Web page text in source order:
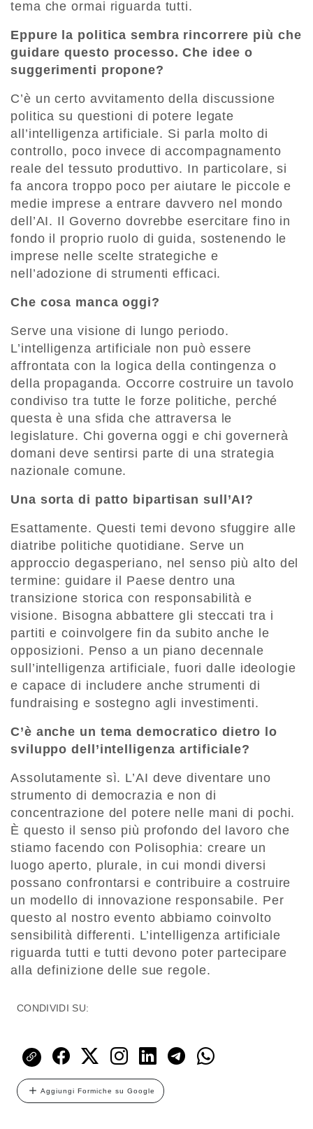
tema che ormai riguarda tutti.
Eppure la politica sembra rincorrere più che
guidare questo processo. Che idee o
suggerimenti propone?
C’è un certo avvitamento della discussione
politica su questioni di potere legate
all’intelligenza artificiale. Si parla molto di
controllo, poco invece di accompagnamento
reale del tessuto produttivo. In particolare, si
fa ancora troppo poco per aiutare le piccole e
medie imprese a entrare davvero nel mondo
dell’AI. Il Governo dovrebbe esercitare fino in
fondo il proprio ruolo di guida, sostenendo le
imprese nelle scelte strategiche e
nell’adozione di strumenti efficaci.
Che cosa manca oggi?
Serve una visione di lungo periodo.
L’intelligenza artificiale non può essere
affrontata con la logica della contingenza o
della propaganda. Occorre costruire un tavolo
condiviso tra tutte le forze politiche, perché
questa è una sfida che attraversa le
legislature. Chi governa oggi e chi governerà
domani deve sentirsi parte di una strategia
nazionale comune.
Una sorta di patto bipartisan sull’AI?
Esattamente. Questi temi devono sfuggire alle
diatribe politiche quotidiane. Serve un
approccio degasperiano, nel senso più alto del
termine: guidare il Paese dentro una
transizione storica con responsabilità e
visione. Bisogna abbattere gli steccati tra i
partiti e coinvolgere fin da subito anche le
opposizioni. Penso a un piano decennale
sull’intelligenza artificiale, fuori dalle ideologie
e capace di includere anche strumenti di
fundraising e sostegno agli investimenti.
C’è anche un tema democratico dietro lo
sviluppo dell’intelligenza artificiale?
Assolutamente sì. L’AI deve diventare uno
strumento di democrazia e non di
concentrazione del potere nelle mani di pochi.
È questo il senso più profondo del lavoro che
stiamo facendo con Polisophia: creare un
luogo aperto, plurale, in cui mondi diversi
possano confrontarsi e contribuire a costruire
un modello di innovazione responsabile. Per
questo al nostro evento abbiamo coinvolto
sensibilità differenti. L’intelligenza artificiale
riguarda tutti e tutti devono poter partecipare
alla definizione delle sue regole.
CONDIVIDI SU:
Aggiungi Formiche su Google